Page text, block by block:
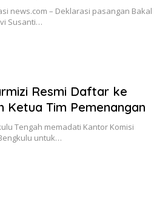
news.com – Deklarasi pasangan Bakal
Susanti…
Resmi Daftar ke
Ketua Tim Pemenangan
Tengah memadati Kantor Komisi
untuk…